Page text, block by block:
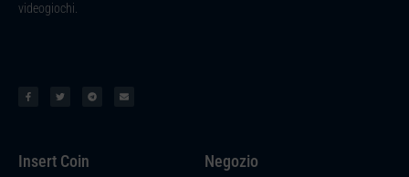
videogiochi.
Insert Coin Negozio